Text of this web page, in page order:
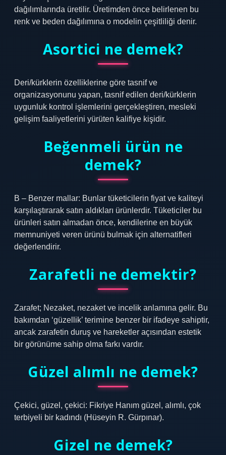
dağılımlarında üretilir. Üretimden önce belirlenen bu
renk ve beden dağılımına o modelin çeşitliliği denir.
Asortici ne demek?
Deri/kürklerin özelliklerine göre tasnif ve
organizasyonunu yapan, tasnif edilen deri/kürklerin
uygunluk kontrol işlemlerini gerçekleştiren, mesleki
gelişim faaliyetlerini yürüten kalifiye kişidir.
Beğenmeli ürün ne
demek?
B – Benzer mallar: Bunlar tüketicilerin fiyat ve kaliteyi
karşılaştırarak satın aldıkları ürünlerdir. Tüketiciler bu
ürünleri satın almadan önce, kendilerine en büyük
memnuniyeti veren ürünü bulmak için alternatifleri
değerlendirir.
Zarafetli ne demektir?
Zarafet; Nezaket, nezaket ve incelik anlamına gelir. Bu
bakımdan ‘güzellik’ terimine benzer bir ifadeye sahiptir,
ancak zarafetin duruş ve hareketler açısından estetik
bir görünüme sahip olma farkı vardır.
Güzel alımlı ne demek?
Çekici, güzel, çekici: Fikriye Hanım güzel, alımlı, çok
terbiyeli bir kadındı (Hüseyin R. Gürpınar).
Gizel ne demek?